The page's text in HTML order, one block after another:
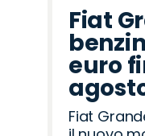
Fiat
euro
Fiat